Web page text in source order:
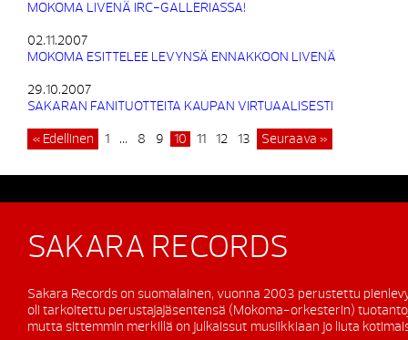
MOKOMA LIVENÄ IRC-GALLERIASSA!
02.11.2007
MOKOMA ESITTELEE LEVYNSÄ ENNAKKOON LIVENÄ
29.10.2007
SAKARAN FANITUOTTEITA KAUPAN VIRTUAALISESTI
« Edellinen 1 … 8 9 10 11 12 13 Seuraava »
SAKARA RECORDS
Sakara Records on suomalainen, vuonna 2003 perustettu
oli tarkoitettu perustajajäsentensä (Mokoma-orkesterin)
mutta sittemmin merkillä on julkaissut musiikkiaan jo liuta